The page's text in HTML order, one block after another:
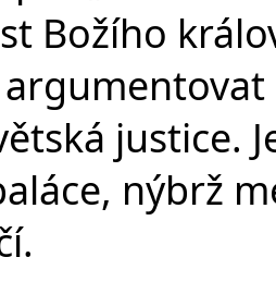
Božího
justice.
nýbrž